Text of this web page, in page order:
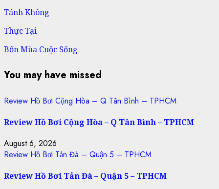
Tánh Không
Thực Tại
Bốn Mùa Cuộc Sống
You may have missed
Review Hồ Bơi Cộng Hòa – Q Tân Bình – TPHCM
Review Hồ Bơi Cộng Hòa – Q Tân Bình – TPHCM
August 6, 2026
Review Hồ Bơi Tản Đà – Quận 5 – TPHCM
Review Hồ Bơi Tản Đà – Quận 5 – TPHCM